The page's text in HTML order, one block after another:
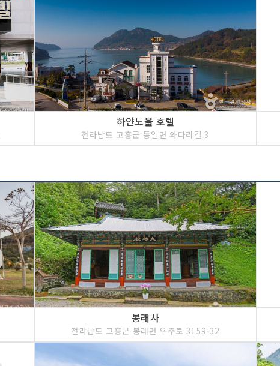
하얀노을 호텔
전라남도 고흥군 동일면 와다리길 3
봉래사
전라남도 고흥군 봉래면 우주로 3159-32